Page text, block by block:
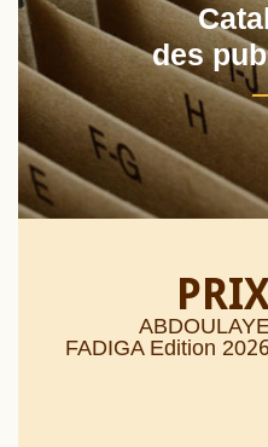
des
PRIX
FADIGA Edition 2026